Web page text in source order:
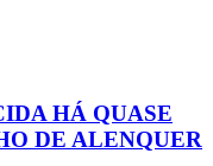
HÁ QUASE
DE ALENQUER